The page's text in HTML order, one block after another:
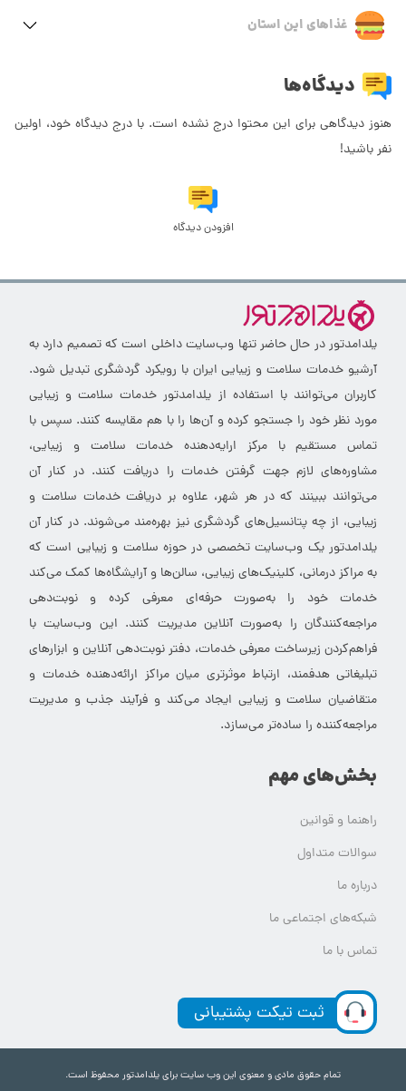
غذاهای این استان
دیدگاه‌ها
هنوز دیدگاهی برای این محتوا درج نشده است. با درج دیدگاه خود، اولین
نفر باشید!
افزودن دیدگاه
یلدامدتور در حال حاضر تنها وب‌سایت داخلی است که تصمیم دارد به
آرشیو خدمات سلامت و زیبایی ایران با رویکرد گردشگری تبدیل شود.
کاربران می‌توانند با استفاده از یلدامدتور خدمات سلامت و زیبایی
مورد نظر خود را جستجو کرده و آن‌ها را با هم مقایسه کنند. سپس با
تماس مستقیم با مرکز ارایه‌دهنده خدمات سلامت و زیبایی،
مشاوره‌های لازم جهت گرفتن خدمات را دریافت کنند. در کنار آن
می‌توانند ببینند که در هر شهر، علاوه بر دریافت خدمات سلامت و
زیبایی، از چه پتانسیل‌های گردشگری نیز بهره‌مند می‌شوند. در کنار آن
یلدامدتور یک وب‌سایت تخصصی در حوزه سلامت و زیبایی است که
به مراکز درمانی، کلینیک‌های زیبایی، سالن‌ها و آرایشگاه‌ها کمک می‌کند
خدمات خود را به‌صورت حرفه‌ای معرفی کرده و نوبت‌دهی
مراجعه‌کنندگان را به‌صورت آنلاین مدیریت کنند. این وب‌سایت با
فراهم‌کردن زیرساخت معرفی خدمات، دفتر نوبت‌دهی آنلاین و ابزارهای
تبلیغاتی هدفمند، ارتباط موثرتری میان مراکز ارائه‌دهنده خدمات و
متقاضیان سلامت و زیبایی ایجاد می‌کند و فرآیند جذب و مدیریت
مراجعه‌کننده را ساده‌تر می‌سازد.
بخش‌های مهم
راهنما و قوانین
سوالات متداول
درباره ما
شبکه‌های اجتماعی ما
تماس با ما
ثبت تیکت پشتیبانی
تمام حقوق مادی و معنوی این وب سایت برای یلدامدتور محفوظ است.